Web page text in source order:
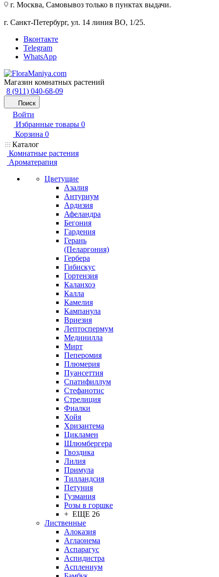
г. Москва, Самовывоз только в пунктах выдачи.
г. Санкт-Петербург, ул. 14 линия ВО, 1/25.
Вконтакте
Telegram
WhatsApp
Магазин комнатных растений
8 (911) 040-68-09
Поиск
Войти
Избранные товары 0
Корзина 0
Каталог
Комнатные растения
Ароматерапия
Цветущие
Азалия
Антуриум
Ардизия
Афеландра
Бегония
Гардения
Герань
(Пеларгония)
Гербера
Гибискус
Гортензия
Каланхоэ
Калла
Камелия
Кампанула
Вриезия
Лептоспермум
Мединилла
Мирт
Пеперомия
Плюмерия
Пуансеттия
Спатифиллум
Стефанотис
Стрелиция
Фиалки
Хойя
Хризантема
Цикламен
Шлюмбергера
Гвоздика
Лилия
Примула
Тилландсия
Петуния
Гузмания
Розы в горшке
+ ЕЩЕ 26
Лиственные
Алоказия
Аглаонема
Аспарагус
Аспидистра
Асплениум